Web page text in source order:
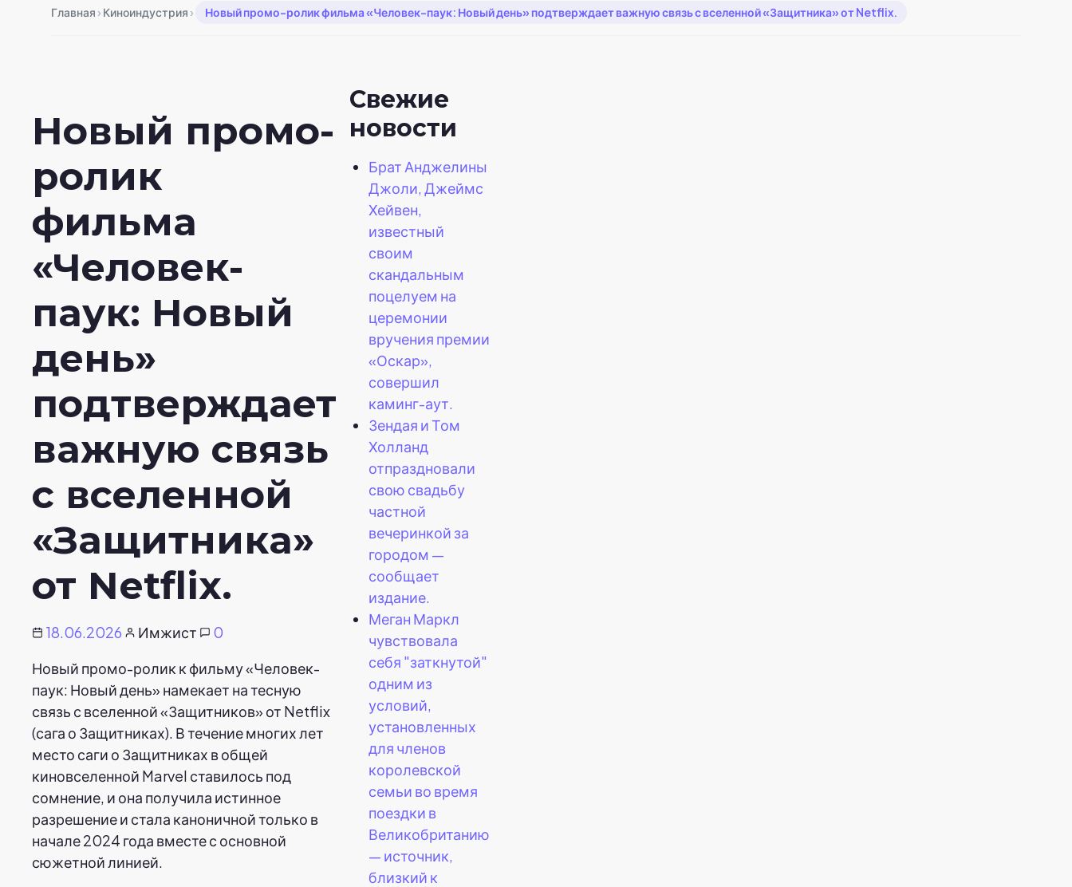
Главная › Киноиндустрия › Новый промо-ролик фильма «Человек-паук: Новый день» подтверждает важную связь с вселенной «Защитника» от Netflix.
Новый промо-
ролик
фильма
«Человек-
паук: Новый
день»
подтверждает
важную связь
с вселенной
«Защитника»
от Netflix.
18.06.2026 Имжист
0
Новый промо-ролик к фильму «Человек-
паук: Новый день» намекает на тесную
связь с вселенной «Защитников» от Netflix
(сага о Защитниках). В течение многих лет
место саги о Защитниках в общей
киновселенной Marvel ставилось под
сомнение, и она получила истинное
разрешение и стала каноничной только в
начале 2024 года вместе с основной
сюжетной линией.
Свежие
новости
Брат Анджелины
Джоли, Джеймс
Хейвен,
известный
своим
скандальным
поцелуем на
церемонии
вручения премии
«Оскар»,
совершил
каминг-аут.
Зендая и Том
Холланд
отпраздновали
свою свадьбу
частной
вечеринкой за
городом —
сообщает
издание.
Меган Маркл
чувствовала
себя "заткнутой"
одним из
условий,
установленных
для членов
королевской
семьи во время
поездки в
Великобританию
— источник,
близкий к